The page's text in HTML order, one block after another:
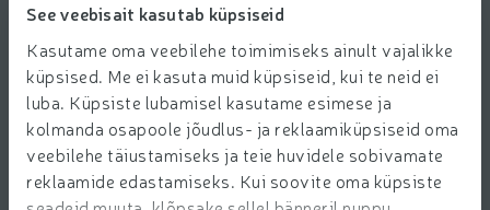
See veebisait kasutab küpsiseid
Kasutame oma veebilehe toimimiseks ainult vajalikke
küpsised. Me ei kasuta muid küpsiseid, kui te neid ei
luba. Küpsiste lubamisel kasutame esimese ja
kolmanda osapoole jõudlus- ja reklaamiküpsiseid oma
veebilehe täiustamiseks ja teie huvidele sobivamate
reklaamide edastamiseks. Kui soovite oma küpsiste